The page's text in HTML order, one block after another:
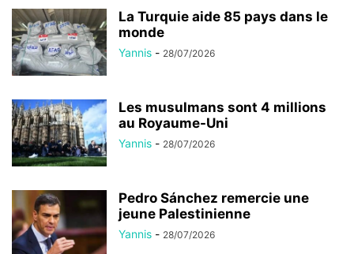
La Turquie aide 85 pays dans le
monde
Yannis - 28/07/2026
Les musulmans sont 4 millions
au Royaume-Uni
Yannis - 28/07/2026
Pedro Sánchez remercie une
jeune Palestinienne
Yannis - 28/07/2026